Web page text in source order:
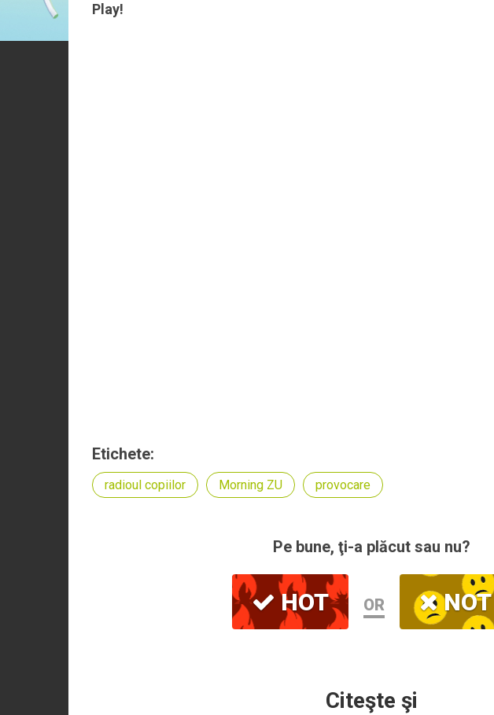
Play!
Etichete:
radioul copiilor Morning ZU provocare
Pe bune, ţi-a plăcut sau nu?
HOT OR NOT
Citeşte şi